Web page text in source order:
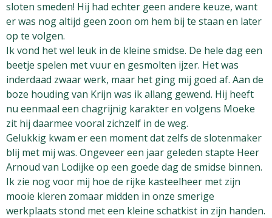
sloten smeden! Hij had echter geen andere keuze, want
er was nog altijd geen zoon om hem bij te staan en later
op te volgen.
Ik vond het wel leuk in de kleine smidse. De hele dag een
beetje spelen met vuur en gesmolten ijzer. Het was
inderdaad zwaar werk, maar het ging mij goed af. Aan de
boze houding van Krijn was ik allang gewend. Hij heeft
nu eenmaal een chagrijnig karakter en volgens Moeke
zit hij daarmee vooral zichzelf in de weg.
Gelukkig kwam er een moment dat zelfs de slotenmaker
blij met mij was. Ongeveer een jaar geleden stapte Heer
Arnoud van Lodijke op een goede dag de smidse binnen.
Ik zie nog voor mij hoe de rijke kasteelheer met zijn
mooie kleren zomaar midden in onze smerige
werkplaats stond met een kleine schatkist in zijn handen.